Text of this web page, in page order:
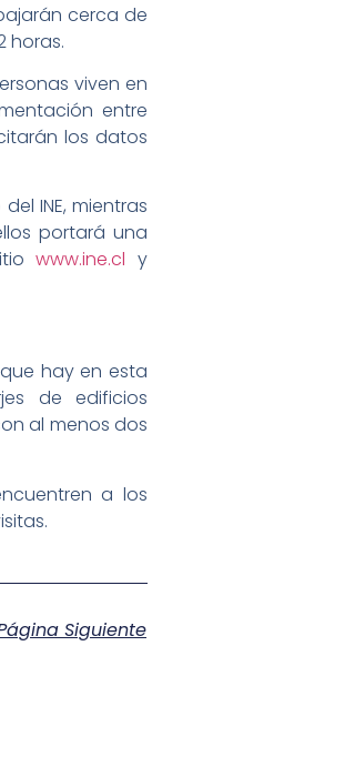
cerca de
horas.
viven en
entre
los datos
INE, mientras
portará una
www.ine.cl y
hay en esta
de edificios
al menos dos
a los
Siguiente